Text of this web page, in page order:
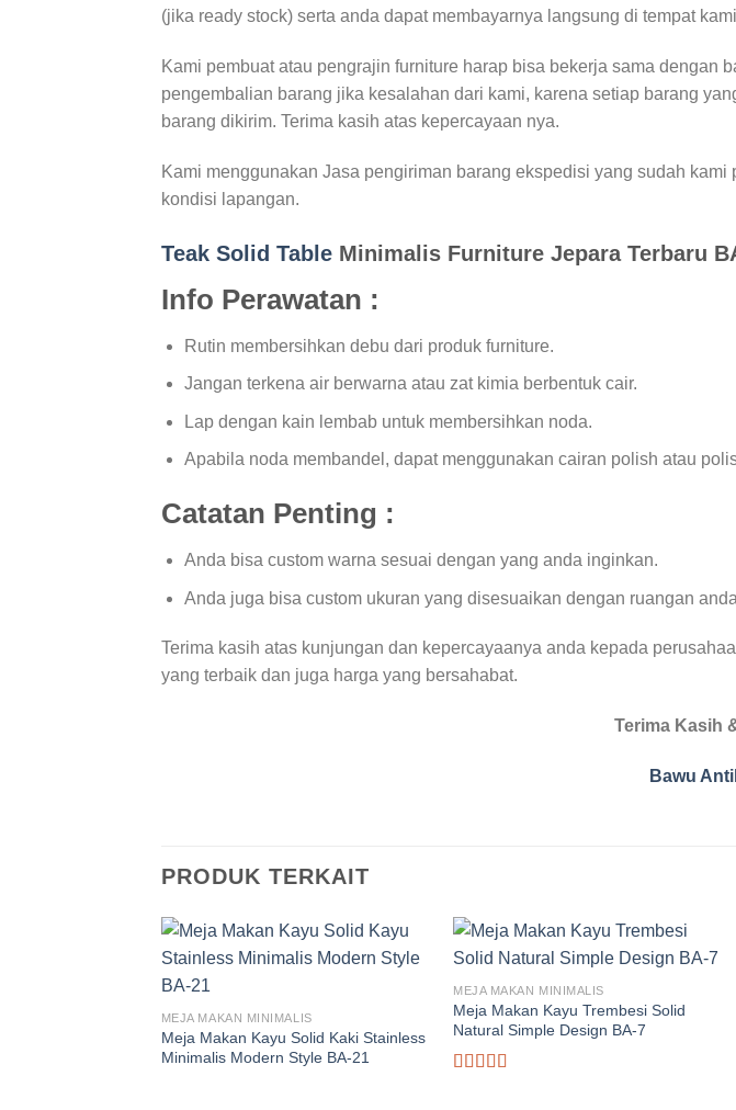
(jika ready stock) serta anda dapat membayarnya langsung di tempat
Kami pembuat atau pengrajin furniture harap bisa bekerja sama dengan
pengembalian barang jika kesalahan dari kami, karena setiap barang
barang dikirim. Terima kasih atas kepercayaan nya.
Kami menggunakan Jasa pengiriman barang ekspedisi yang sudah
kondisi lapangan.
Teak Solid Table Minimalis Furniture Jepara Terbaru
Info Perawatan :
Rutin membersihkan debu dari produk furniture.
Jangan terkena air berwarna atau zat kimia berbentuk cair.
Lap dengan kain lembab untuk membersihkan noda.
Apabila noda membandel, dapat menggunakan cairan polish atau
Catatan Penting :
Anda bisa custom warna sesuai dengan yang anda inginkan.
Anda juga bisa custom ukuran yang disesuaikan dengan ruangan
Terima kasih atas kunjungan dan kepercayaanya anda kepada
yang terbaik dan juga harga yang bersahabat.
Terima Kasih
Bawu
PRODUK TERKAIT
MEJA MAKAN MINIMALIS
Meja Makan Kayu Solid Kaki Stainless
Minimalis Modern Style BA-21
MEJA MAKAN MINIMALIS
Meja Makan Kayu Trembesi Solid
Natural Simple Design BA-7